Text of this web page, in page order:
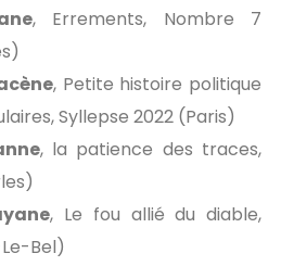
, Errements, Nombre 7
, Petite histoire politique
Syllepse 2022 (Paris)
, la patience des traces,
, Le fou allié du diable,
Bel)